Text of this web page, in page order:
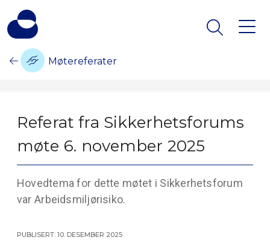
Møtereferater
Referat fra Sikkerhetsforums
møte 6. november 2025
Hovedtema for dette møtet i Sikkerhetsforum
var Arbeidsmiljørisiko.
Publisert: 10. desember 2025